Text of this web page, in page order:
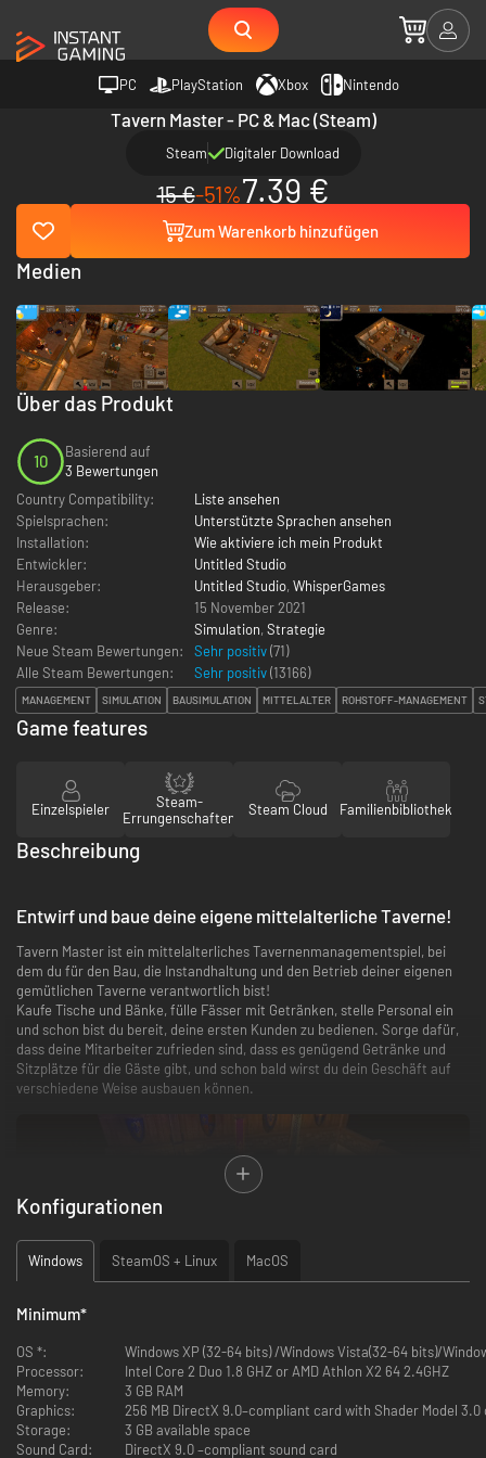
PC PlayStation Xbox Nintendo
Tavern Master - PC & Mac (Steam)
Steam Digitaler Download
15 €-51%7.39 €
Zum Warenkorb hinzufügen
Über das Produkt
10
Basierend auf
3 Bewertungen
Country Compatibility:
Liste ansehen
Spielsprachen:
Unterstützte Sprachen ansehen
Installation:
Wie aktiviere ich mein Produkt
Entwickler:
Untitled Studio
Herausgeber:
Untitled Studio, WhisperGames
Release:
15 November 2021
Genre:
Simulation, Strategie
Neue Steam Bewertungen:
Sehr positiv(71)
Alle Steam Bewertungen:
Sehr positiv(13166)
MANAGEMENT SIMULATION BAUSIMULATION MITTELALTER ROHSTOFF-MANAGEMENT
Medien
Game features
Einzelspieler
Steam-
Errungenschaften
Steam Cloud Familienbibliothek
Beschreibung
Entwirf und baue deine eigene mittelalterliche Taverne!
Tavern Master ist ein mittelalterliches Tavernenmanagementspiel, bei
dem du für den Bau, die Instandhaltung und den Betrieb deiner eigenen
gemütlichen Taverne verantwortlich bist!
Kaufe Tische und Bänke, fülle Fässer mit Getränken, stelle Personal ein
und schon bist du bereit, deine ersten Kunden zu bedienen. Sorge dafür,
dass deine Mitarbeiter zufrieden sind, dass es genügend Getränke und
Sitzplätze für die Gäste gibt, und schon bald wirst du dein Geschäft auf
verschiedene Weise ausbauen können.
Baue eine Küche und stelle Köche ein, um Essen aller Art zu
servieren. Achte darauf, dass genügend Zutaten vorhanden sind,
sonst könnten deine Gäste verärgert gehen
Veranstalte spezielle Veranstaltungen, um besondere Kunden
anzulocken, die ganz bestimmte Anforderungen an Speisen und
Getränke haben. Sie kommen am Morgen und bleiben den ganzen
Tag
Konfigurationen
Windows SteamOS + Linux MacOS
Minimum*
OS *:
Windows XP (32-64 bits) /Windows Vista(32-64 bits)/
Processor:
Intel Core 2 Duo 1.8 GHZ or AMD Athlon X2 64 2.4GHZ
Memory:
3 GB RAM
Graphics:
256 MB DirectX 9.0–compliant card with Shader Model
Storage:
3 GB available space
Sound Card:
DirectX 9.0 –compliant sound card